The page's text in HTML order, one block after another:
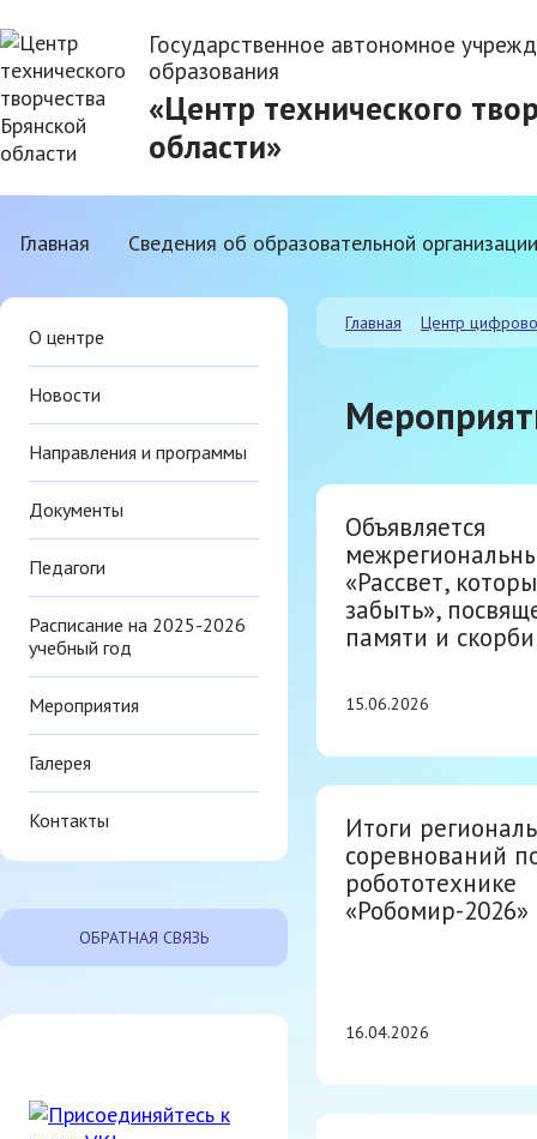
Государственное автономное
образования
«Центр технического
области»
Главная Сведения об образовательной организации
О центре
Новости
Направления и программы
Документы
Педагоги
Расписание на 2025-2026
учебный год
Мероприятия
Галерея
Контакты
ОБРАТНАЯ СВЯЗЬ
Главная Центр
Объявляется
«Рассвет,
забыть»,
памяти и скорби
15.06.2026
Итоги
соревнований
робототехнике
«Робомир-2026»
16.04.2026